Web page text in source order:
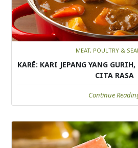
MEAT, POULTRY &
KARĒ: KARI JEPANG YANG
CITA RASA
Continue